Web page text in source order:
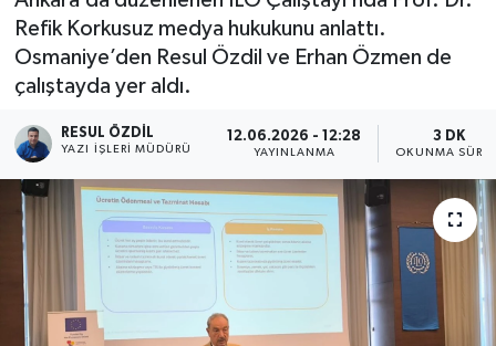
Refik Korkusuz medya hukukunu anlattı.
Osmaniye’den Resul Özdil ve Erhan Özmen de
çalıştayda yer aldı.
RESUL ÖZDIL
YAZI İŞLERI MÜDÜRÜ
12.06.2026 - 12:28
YAYINLANMA
3 DK
OKUNMA